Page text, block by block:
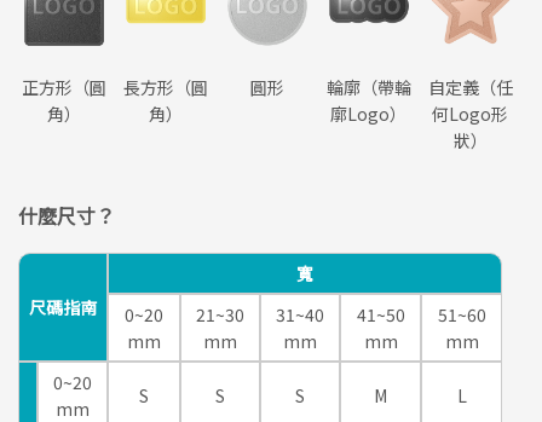
正方形（圓
角）
長方形（圓
角）
圓形
輪廓（帶輪
廓Logo）
自定義（任
何Logo形
狀）
什麼尺寸？
尺碼指南
寬
0~20
mm
21~30
mm
31~40
mm
41~50
mm
51~60
mm
0~20
mm
S S S M L